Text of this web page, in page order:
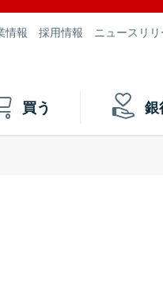
情報 採用情報 ニュースリリ
買う 銀